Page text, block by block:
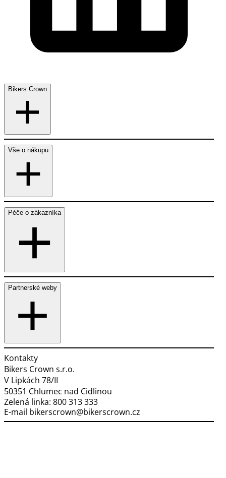
Bikers Crown
Vše o nákupu
Péče o zákazníka
Partnerské weby
Kontakty
Bikers Crown s.r.o.
V Lipkách 78/II
50351 Chlumec nad Cidlinou
Zelená linka: 800 313 333
E-mail bikerscrown@bikerscrown.cz